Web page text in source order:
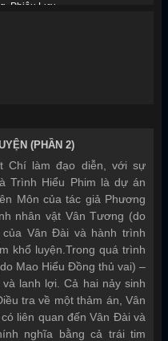
Phiêu Lưu
(PHẦN 2)
Chí làm đạo diễn, với sự
Trình Hiểu Phim là dự án
Môn của tác giả Phương
nhân vật Vân Tương (do
Vân Đài và hành trình
khổ luyện.Trong quá trình
Mao Hiểu Đồng thủ vai) –
lanh lợi. Cả hai nảy sinh
tra về một thảm án, Vân
liên quan đến Vân Đài và
nghĩa bằng cả trái tim